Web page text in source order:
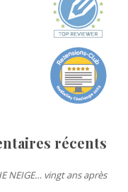
récents
NEIGE… vingt ans après